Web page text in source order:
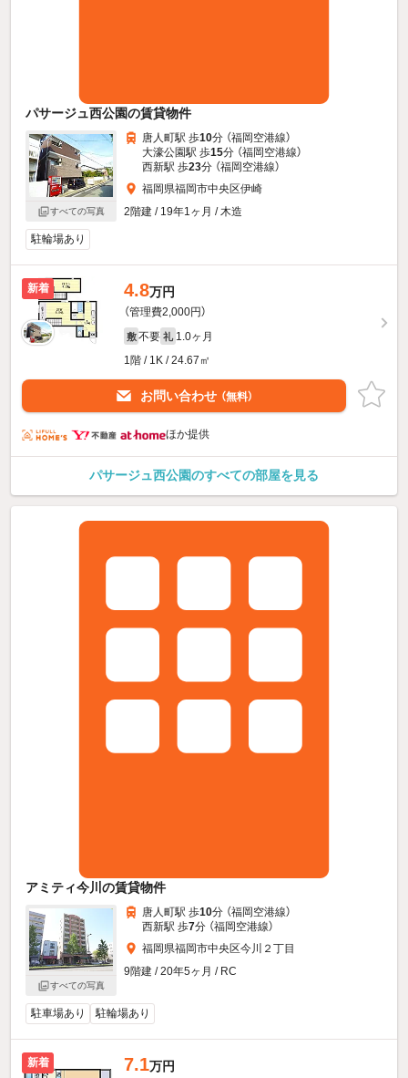
パサージュ西公園の賃貸物件
すべての写真
唐人町駅 歩10分 （福岡空港線）
大濠公園駅 歩15分 （福岡空港線）
西新駅 歩23分 （福岡空港線）
福岡県福岡市中央区伊崎
2階建 / 19年1ヶ月 / 木造
駐輪場あり
新着 4.8万円
（管理費2,000円）
敷 不要 礼 1.0ヶ月
1階 / 1K / 24.67㎡
お問い合わせ （無料）
ほか提供
パサージュ西公園のすべての部屋を見る
アミティ今川の賃貸物件
すべての写真
唐人町駅 歩10分 （福岡空港線）
西新駅 歩7分 （福岡空港線）
福岡県福岡市中央区今川２丁目
9階建 / 20年5ヶ月 / RC
駐車場あり 駐輪場あり
新着 7.1万円